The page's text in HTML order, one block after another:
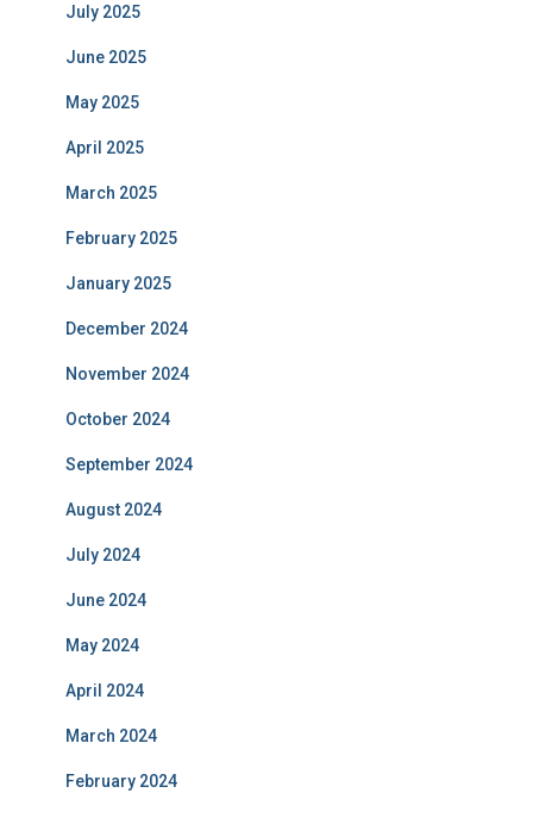
July 2025
June 2025
May 2025
April 2025
March 2025
February 2025
January 2025
December 2024
November 2024
October 2024
September 2024
August 2024
July 2024
June 2024
May 2024
April 2024
March 2024
February 2024